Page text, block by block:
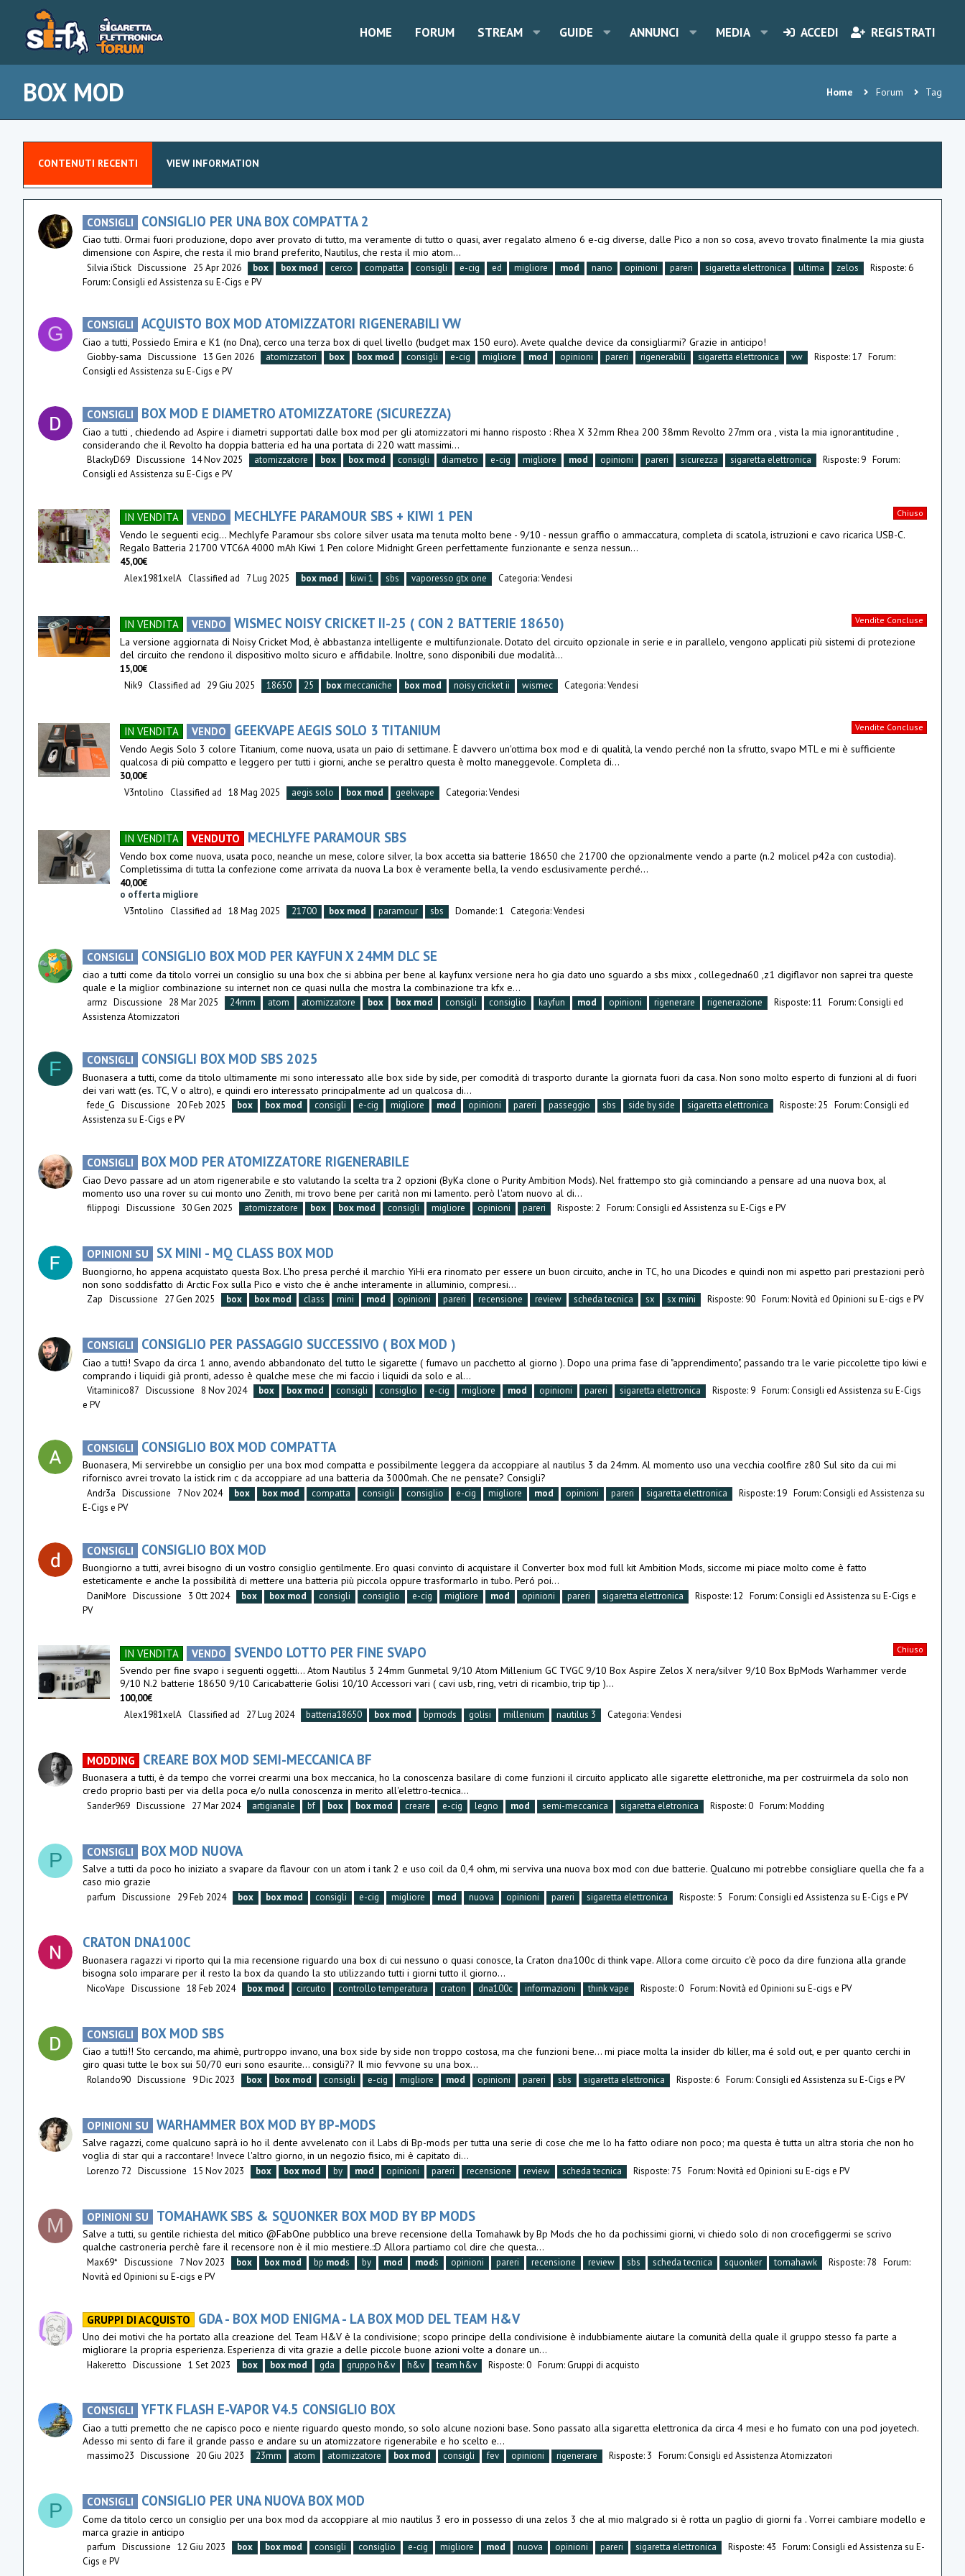
HOME FORUM STREAM GUIDE ANNUNCI MEDIA ACCEDI REGISTRATI
BOX MOD Home Forum Tag
CONTENUTI RECENTI VIEW INFORMATION
CONSIGLI CONSIGLIO PER UNA BOX COMPATTA 2
Ciao tutti. Ormai fuori produzione, dopo aver provato di tutto, ma veramente di tutto o quasi, aver regalato almeno 6 e-cig diverse, dalle Pico a non so cosa, avevo trovato finalmente la mia giusta
dimensione con Aspire, che resta il mio brand preferito, Nautilus, che resta il mio atom...
Silvia iStick Discussione 25 Apr 2026 box box mod cerco compatta consigli e-cig ed migliore mod nano opinioni pareri sigaretta elettronica ultima zelos
Risposte: 6
Forum:Consigli ed Assistenza su E-Cigs e PV
G CONSIGLI ACQUISTO BOX MOD ATOMIZZATORI RIGENERABILI VW
Ciao a tutti, Possiedo Emira e K1 (no Dna), cerco una terza box di quel livello (budget max 150 euro). Avete qualche device da consigliarmi? Grazie in anticipo!
Giobby-sama Discussione 13 Gen 2026 atomizzatori box box mod consigli e-cig migliore mod opinioni pareri rigenerabili sigaretta elettronica vw Risposte: 17 Forum:
Consigli ed Assistenza su E-Cigs e PV
CONSIGLI BOX MOD E DIAMETRO ATOMIZZATORE (SICUREZZA)
Ciao a tutti , chiedendo ad Aspire i diametri supportati dalle box mod per gli atomizzatori mi hanno risposto : Rhea X 32mm Rhea 200 38mm Revolto 27mm ora , vista la mia ignorantitudine ,
considerando che il Revolto ha doppia batteria ed ha una portata di 220 watt massimi...
BlackyD69 Discussione 14 Nov 2025 atomizzatore box box mod consigli diametro e-cig migliore mod opinioni pareri sicurezza sigaretta elettronica Risposte: 9 Forum:
Consigli ed Assistenza su E-Cigs e PV
Chiuso
IN VENDITA VENDO MECHLYFE PARAMOUR SBS + KIWI 1 PEN
Vendo le seguenti ecig... Mechlyfe Paramour sbs colore silver usata ma tenuta molto bene - 9/10 - nessun graffio o ammaccatura, completa di scatola, istruzioni e cavo ricarica USB-C.
Regalo Batteria 21700 VTC6A 4000 mAh Kiwi 1 Pen colore Midnight Green perfettamente funzionante e senza nessun...
45,00€
Alex1981xelA Classified ad 7 Lug 2025 box mod kiwi 1 sbs vaporesso gtx one Categoria:Vendesi
Vendite Concluse
IN VENDITA VENDO WISMEC NOISY CRICKET II-25 ( CON 2 BATTERIE 18650)
La versione aggiornata di Noisy Cricket Mod, è abbastanza intelligente e multifunzionale. Dotato del circuito opzionale in serie e in parallelo, vengono applicati più sistemi di protezione
del circuito che rendono il dispositivo molto sicuro e affidabile. Inoltre, sono disponibili due modalità...
15,00€
Nik9 Classified ad 29 Giu 2025 18650 25 boxmeccaniche box mod noisy cricket ii wismec Categoria:Vendesi
Vendite Concluse
IN VENDITA VENDO GEEKVAPE AEGIS SOLO 3 TITANIUM
Vendo Aegis Solo 3 colore Titanium, come nuova, usata un paio di settimane. È davvero un'ottima box mod e di qualità, la vendo perché non la sfrutto, svapo MTL e mi è sufficiente
qualcosa di più compatto e leggero per tutti i giorni, anche se peraltro questa è molto maneggevole. Completa di...
30,00€
V3ntolino Classified ad 18 Mag 2025 aegis solo box mod geekvape Categoria:Vendesi
IN VENDITA VENDUTO MECHLYFE PARAMOUR SBS
Vendo box come nuova, usata poco, neanche un mese, colore silver, la box accetta sia batterie 18650 che 21700 che opzionalmente vendo a parte (n.2 molicel p42a con custodia).
Completissima di tutta la confezione come arrivata da nuova La box è veramente bella, la vendo esclusivamente perché...
40,00€
o offerta migliore
V3ntolino Classified ad 18 Mag 2025 21700 box mod paramour sbs Domande: 1 Categoria:Vendesi
CONSIGLI CONSIGLIO BOX MOD PER KAYFUN X 24MM DLC SE
ciao a tutti come da titolo vorrei un consiglio su una box che si abbina per bene al kayfunx versione nera ho gia dato uno sguardo a sbs mixx , collegedna60 ,z1 digiflavor non saprei tra queste
quale e la miglior combinazione su internet non ce quasi nulla che mostra la combinazione tra kfx e...
armz Discussione 28 Mar 2025 24mm atom atomizzatore box box mod consigli consiglio kayfun mod opinioni rigenerare rigenerazione Risposte: 11 Forum:Consigli ed
Assistenza Atomizzatori
F CONSIGLI CONSIGLI BOX MOD SBS 2025
Buonasera a tutti, come da titolo ultimamente mi sono interessato alle box side by side, per comodità di trasporto durante la giornata fuori da casa. Non sono molto esperto di funzioni al di fuori
dei vari watt (es. TC, V o altro), e quindi ero interessato principalmente ad un qualcosa di...
fede_G Discussione 20 Feb 2025 box box mod consigli e-cig migliore mod opinioni pareri passeggio sbs side by side sigaretta elettronica Risposte: 25 Forum:Consigli ed
Assistenza su E-Cigs e PV
CONSIGLI BOX MOD PER ATOMIZZATORE RIGENERABILE
Ciao Devo passare ad un atom rigenerabile e sto valutando la scelta tra 2 opzioni (ByKa clone o Purity Ambition Mods). Nel frattempo sto già cominciando a pensare ad una nuova box, al
momento uso una rover su cui monto uno Zenith, mi trovo bene per carità non mi lamento. però l'atom nuovo al di...
filippogi Discussione 30 Gen 2025 atomizzatore box box mod consigli migliore opinioni pareri Risposte: 2 Forum:Consigli ed Assistenza su E-Cigs e PV
OPINIONI SU SX MINI - MQ CLASS BOX MOD
Buongiorno, ho appena acquistato questa Box. L'ho presa perché il marchio YiHi era rinomato per essere un buon circuito, anche in TC, ho una Dicodes e quindi non mi aspetto pari prestazioni però
non sono soddisfatto di Arctic Fox sulla Pico e visto che è anche interamente in alluminio, compresi...
Zap Discussione 27 Gen 2025 box box mod class mini mod opinioni pareri recensione review scheda tecnica sx sx mini Risposte: 90 Forum:Novità ed Opinioni su E-cigs e PV
CONSIGLI CONSIGLIO PER PASSAGGIO SUCCESSIVO ( BOX MOD )
Ciao a tutti! Svapo da circa 1 anno, avendo abbandonato del tutto le sigarette ( fumavo un pacchetto al giorno ). Dopo una prima fase di "apprendimento", passando tra le varie piccolette tipo kiwi e
comprando i liquidi già pronti, adesso è qualche mese che mi faccio i liquidi da solo e al...
Vitaminico87 Discussione 8 Nov 2024 box box mod consigli consiglio e-cig migliore mod opinioni pareri sigaretta elettronica Risposte: 9 Forum:Consigli ed Assistenza su E-Cigs
e PV
CONSIGLI CONSIGLIO BOX MOD COMPATTA
Buonasera, Mi servirebbe un consiglio per una box mod compatta e possibilmente leggera da accoppiare al nautilus 3 da 24mm. Al momento uso una vecchia coolfire z80 Sul sito da cui mi
rifornisco avrei trovato la istick rim c da accoppiare ad una batteria da 3000mah. Che ne pensate? Consigli?
Andr3a Discussione 7 Nov 2024 box box mod compatta consigli consiglio e-cig migliore mod opinioni pareri sigaretta elettronica Risposte: 19 Forum:Consigli ed Assistenza su
E-Cigs e PV
CONSIGLI CONSIGLIO BOX MOD
Buongiorno a tutti, avrei bisogno di un vostro consiglio gentilmente. Ero quasi convinto di acquistare il Converter box mod full kit Ambition Mods, siccome mi piace molto come è fatto
esteticamente e anche la possibilità di mettere una batteria più piccola oppure trasformarlo in tubo. Peró poi...
DaniMore Discussione 3 Ott 2024 box box mod consigli consiglio e-cig migliore mod opinioni pareri sigaretta elettronica Risposte: 12 Forum:Consigli ed Assistenza su E-Cigs e
PV
Chiuso
IN VENDITA VENDO SVENDO LOTTO PER FINE SVAPO
Svendo per fine svapo i seguenti oggetti... Atom Nautilus 3 24mm Gunmetal 9/10 Atom Millenium GC TVGC 9/10 Box Aspire Zelos X nera/silver 9/10 Box BpMods Warhammer verde
9/10 N.2 batterie 18650 9/10 Caricabatterie Golisi 10/10 Accessori vari ( cavi usb, ring, vetri di ricambio, trip tip )...
100,00€
Alex1981xelA Classified ad 27 Lug 2024 batteria18650 box mod bpmods golisi millenium nautilus 3 Categoria:Vendesi
MODDING CREARE BOX MOD SEMI-MECCANICA BF
Buonasera a tutti, è da tempo che vorrei crearmi una box meccanica, ho la conoscenza basilare di come funzioni il circuito applicato alle sigarette elettroniche, ma per costruirmela da solo non
credo proprio basti per via della poca e/o nulla conoscenza in merito all'elettro-tecnica...
Sander969 Discussione 27 Mar 2024 artigianale bf box box mod creare e-cig legno mod semi-meccanica sigaretta eletronica Risposte: 0 Forum:Modding
P CONSIGLI BOX MOD NUOVA
Salve a tutti da poco ho iniziato a svapare da flavour con un atom i tank 2 e uso coil da 0,4 ohm, mi serviva una nuova box mod con due batterie. Qualcuno mi potrebbe consigliare quella che fa a
caso mio grazie
parfum Discussione 29 Feb 2024 box box mod consigli e-cig migliore mod nuova opinioni pareri sigaretta elettronica Risposte: 5 Forum:Consigli ed Assistenza su E-Cigs e PV
CRATON DNA100C
Buonasera ragazzi vi riporto qui la mia recensione riguardo una box di cui nessuno o quasi conosce, la Craton dna100c di think vape. Allora come circuito c'è poco da dire funziona alla grande
bisogna solo imparare per il resto la box da quando la sto utilizzando tutti i giorni tutto il giorno...
NicoVape Discussione 18 Feb 2024 box mod circuito controllo temperatura craton dna100c informazioni think vape Risposte: 0 Forum:Novità ed Opinioni su E-cigs e PV
CONSIGLI BOX MOD SBS
Ciao a tutti!! Sto cercando, ma ahimè, purtroppo invano, una box side by side non troppo costosa, ma che funzioni bene... mi piace molta la insider db killer, ma é sold out, e per quanto cerchi in
giro quasi tutte le box sui 50/70 euri sono esaurite... consigli?? Il mio fevvone su una box...
Rolando90 Discussione 9 Dic 2023 box box mod consigli e-cig migliore mod opinioni pareri sbs sigaretta elettronica Risposte: 6 Forum:Consigli ed Assistenza su E-Cigs e PV
OPINIONI SU WARHAMMER BOX MOD BY BP-MODS
Salve ragazzi, come qualcuno saprà io ho il dente avvelenato con il Labs di Bp-mods per tutta una serie di cose che me lo ha fatto odiare non poco; ma questa è tutta un altra storia che non ho
voglia di star qui a raccontare! Invece l'altro giorno, in un negozio fisico, mi è capitato di...
Lorenzo 72 Discussione 15 Nov 2023 box box mod by mod opinioni pareri recensione review scheda tecnica Risposte: 75 Forum:Novità ed Opinioni su E-cigs e PV
M OPINIONI SU TOMAHAWK SBS & SQUONKER BOX MOD BY BP MODS
Salve a tutti, su gentile richiesta del mitico @FabOne pubblico una breve recensione della Tomahawk by Bp Mods che ho da pochissimi giorni, vi chiedo solo di non crocefiggermi se scrivo
qualche castroneria perchè fare il recensore non è il mio mestiere.::D Allora partiamo col dire che questa...
Max69* Discussione 7 Nov 2023 box box mod bp mods by mod mods opinioni pareri recensione review sbs scheda tecnica squonker tomahawk Risposte: 78 Forum:
Novità ed Opinioni su E-cigs e PV
GRUPPI DI ACQUISTO GDA - BOX MOD ENIGMA - LA BOX MOD DEL TEAM H&V
Uno dei motivi che ha portato alla creazione del Team H&V è la condivisione; scopo principe della condivisione è indubbiamente aiutare la comunità della quale il gruppo stesso fa parte a
migliorare la propria esperienza. Esperienza di vita grazie a delle piccole buone azioni volte a donare un...
Hakeretto Discussione 1 Set 2023 box box mod gda gruppo h&v h&v team h&v Risposte: 0 Forum:Gruppi di acquisto
CONSIGLI YFTK FLASH E-VAPOR V4.5 CONSIGLIO BOX
Ciao a tutti premetto che ne capisco poco e niente riguardo questo mondo, so solo alcune nozioni base. Sono passato alla sigaretta elettronica da circa 4 mesi e ho fumato con una pod joyetech.
Adesso mi sento di fare il grande passo e andare su un atomizzatore rigenerabile e ho scelto e...
massimo23 Discussione 20 Giu 2023 23mm atom atomizzatore box mod consigli fev opinioni rigenerare Risposte: 3 Forum:Consigli ed Assistenza Atomizzatori
P CONSIGLI CONSIGLIO PER UNA NUOVA BOX MOD
Come da titolo cerco un consiglio per una box mod da accoppiare al mio nautilus 3 ero in possesso di una zelos 3 che al mio malgrado si è rotta un paglio di giorni fa . Vorrei cambiare modello e
marca grazie in anticipo
parfum Discussione 12 Giu 2023 box box mod consigli consiglio e-cig migliore mod nuova opinioni pareri sigaretta elettronica Risposte: 43 Forum:Consigli ed Assistenza su E-
Cigs e PV